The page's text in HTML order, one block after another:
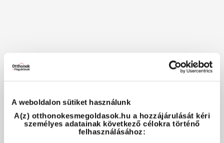
A weboldalon sütiket használunk
A(z) otthonokesmegoldasok.hu a hozzájárulását kéri
személyes adatainak következő célokra történő
felhasználásához: